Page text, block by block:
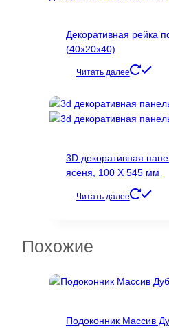
Декоративная рейка
(40х20х40)
Читать далее
3D декоративная
ясеня, 100 Х 545 мм
Читать далее
Похожие
Подоконник Массив